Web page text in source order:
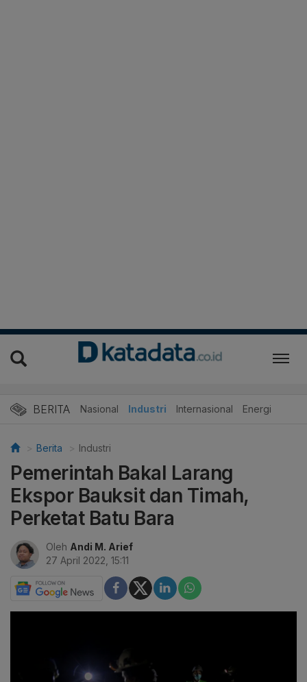
BERITA Nasional Industri Internasional Energi
Berita Industri
Pemerintah Bakal Larang
Ekspor Bauksit dan Timah,
Perketat Batu Bara
Oleh Andi M. Arief
27 April 2022, 15:11